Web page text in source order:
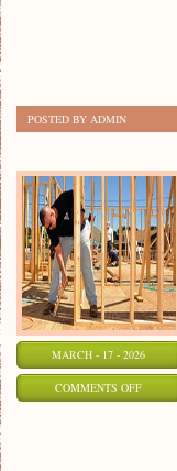
POSTED BY ADMIN
MARCH - 17 - 2026
COMMENTS OFFON